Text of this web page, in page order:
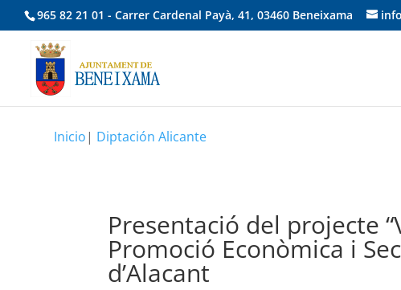
965 82 21 01 - Carrer Cardenal Payà, 41, 03460 Beneixama
Inicio| Diptación Alicante
Presentació del projecte
Promoció Econòmica i
d’Alacant